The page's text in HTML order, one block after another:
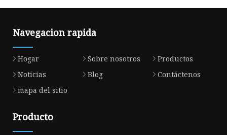
Navegacion rapida
Hogar Sobre nosotros
Productos
Noticias
Blog
Contáctenos
mapa del sitio
Producto